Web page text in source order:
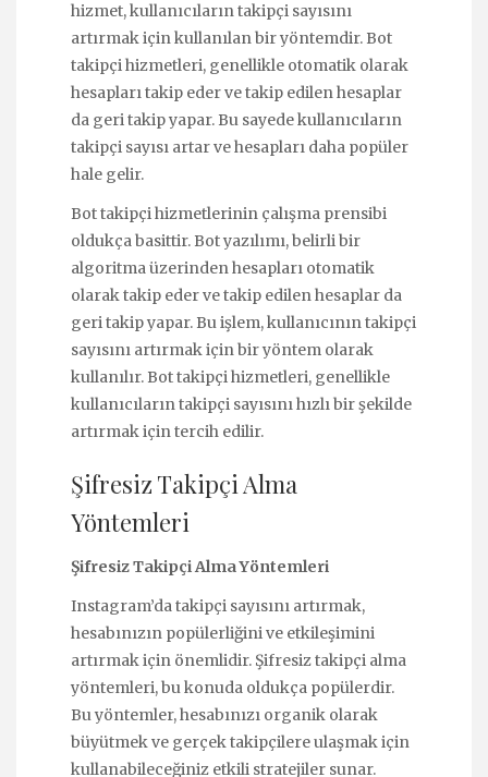
hizmet, kullanıcıların takipçi sayısını
artırmak için kullanılan bir yöntemdir. Bot
takipçi hizmetleri, genellikle otomatik olarak
hesapları takip eder ve takip edilen hesaplar
da geri takip yapar. Bu sayede kullanıcıların
takipçi sayısı artar ve hesapları daha popüler
hale gelir.
Bot takipçi hizmetlerinin çalışma prensibi
oldukça basittir. Bot yazılımı, belirli bir
algoritma üzerinden hesapları otomatik
olarak takip eder ve takip edilen hesaplar da
geri takip yapar. Bu işlem, kullanıcının takipçi
sayısını artırmak için bir yöntem olarak
kullanılır. Bot takipçi hizmetleri, genellikle
kullanıcıların takipçi sayısını hızlı bir şekilde
artırmak için tercih edilir.
Şifresiz Takipçi Alma
Yöntemleri
Şifresiz Takipçi Alma Yöntemleri
Instagram’da takipçi sayısını artırmak,
hesabınızın popülerliğini ve etkileşimini
artırmak için önemlidir. Şifresiz takipçi alma
yöntemleri, bu konuda oldukça popülerdir.
Bu yöntemler, hesabınızı organik olarak
büyütmek ve gerçek takipçilere ulaşmak için
kullanabileceğiniz etkili stratejiler sunar.